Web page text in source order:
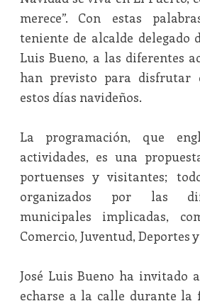
merece”. Con estas
teniente de alcalde delegado
Luis Bueno, a las diferentes
han previsto para disfrutar
estos días navideños.
La programación, que
actividades, es una
portuenses y visitantes;
organizados por las
municipales implicadas,
Comercio, Juventud, Deportes
José Luis Bueno ha invitado
echarse a la calle durante la